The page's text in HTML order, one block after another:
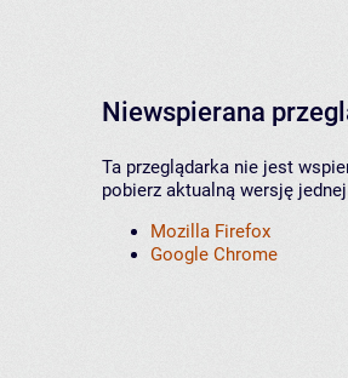
Niewspierana
Ta przeglądarka nie jest
pobierz aktualną wersję
Mozilla Firefox
Google Chrome